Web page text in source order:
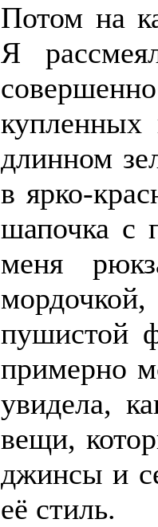
Потом на
Я
длинном
в ярко-
шапочка с
меня
пушистой
примерно
увидела,
вещи,
джинсы и
её стиль.